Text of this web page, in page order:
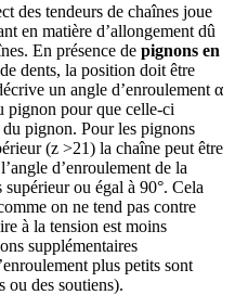
des tendeurs de chaînes joue
en matière d’allongement dû
En présence de pignons en
dents, la position doit être
un angle d’enroulement α
pignon pour que celle-ci
du pignon. Pour les pignons
(z >21) la chaîne peut être
d’enroulement de la
ou égal à 90°. Cela
on ne tend pas contre
à la tension est moins
supplémentaires
plus petits sont
ou des soutiens).